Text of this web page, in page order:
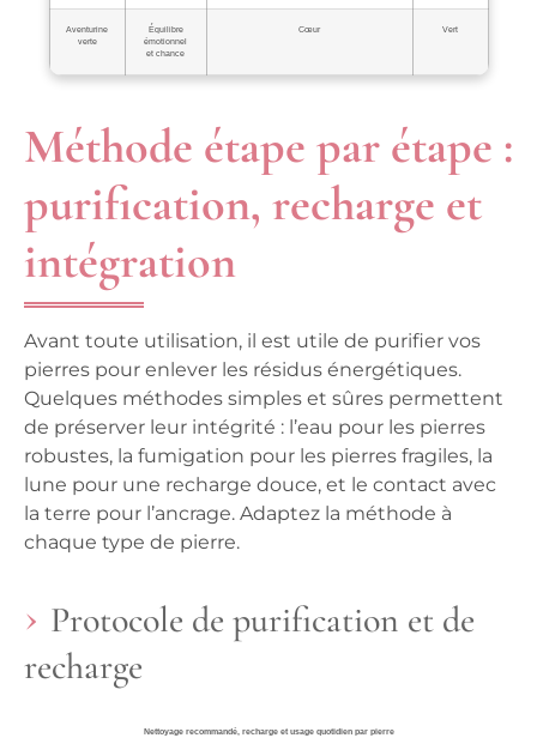
Aventurine
verte
Équilibre
émotionnel
et chance
Cœur Vert
Méthode étape par étape :
purification, recharge et
intégration
Avant toute utilisation, il est utile de purifier vos
pierres pour enlever les résidus énergétiques.
Quelques méthodes simples et sûres permettent
de préserver leur intégrité : l’eau pour les pierres
robustes, la fumigation pour les pierres fragiles, la
lune pour une recharge douce, et le contact avec
la terre pour l’ancrage. Adaptez la méthode à
chaque type de pierre.
Protocole de purification et de
recharge
Nettoyage recommandé, recharge et usage quotidien par pierre